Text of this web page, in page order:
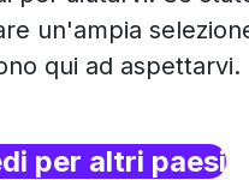
un'ampia
qui ad aspettarvi.
per altri paesi